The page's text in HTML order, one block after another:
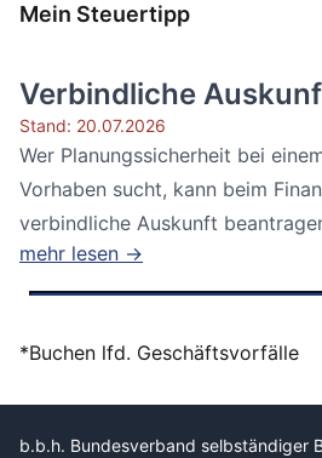
Mein Steuertipp
Verbindliche
Stand: 20.07.2026
Wer Planungssicherheit bei
Vorhaben sucht, kann beim
verbindliche Auskunft
Bundesfinanzhof...
mehr lesen →
*Buchen lfd. Geschäftsvorfälle
b.b.h. Bundesverband selbständiger